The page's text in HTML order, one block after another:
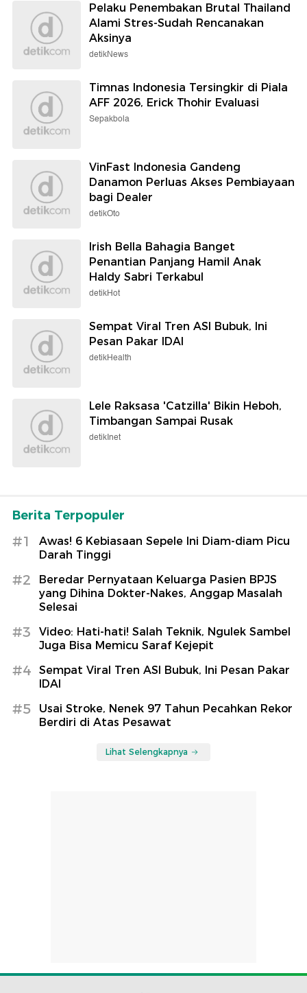
Pelaku Penembakan Brutal Thailand
Alami Stres-Sudah Rencanakan
Aksinya
detikNews
Timnas Indonesia Tersingkir di Piala
AFF 2026, Erick Thohir Evaluasi
Sepakbola
VinFast Indonesia Gandeng
Danamon Perluas Akses Pembiayaan
bagi Dealer
detikOto
Irish Bella Bahagia Banget
Penantian Panjang Hamil Anak
Haldy Sabri Terkabul
detikHot
Sempat Viral Tren ASI Bubuk, Ini
Pesan Pakar IDAI
detikHealth
Lele Raksasa 'Catzilla' Bikin Heboh,
Timbangan Sampai Rusak
detikInet
Berita Terpopuler
#1
Awas! 6 Kebiasaan Sepele Ini Diam-diam Picu
Darah Tinggi
#2
Beredar Pernyataan Keluarga Pasien BPJS
yang Dihina Dokter-Nakes, Anggap Masalah
Selesai
#3
Video: Hati-hati! Salah Teknik, Ngulek Sambel
Juga Bisa Memicu Saraf Kejepit
#4
Sempat Viral Tren ASI Bubuk, Ini Pesan Pakar
IDAI
#5
Usai Stroke, Nenek 97 Tahun Pecahkan Rekor
Berdiri di Atas Pesawat
Lihat Selengkapnya